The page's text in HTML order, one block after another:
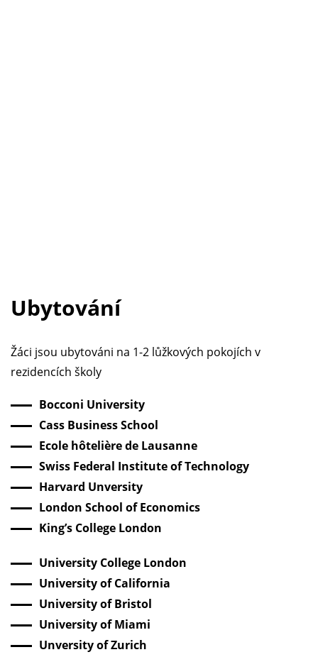
Ubytování
Žáci jsou ubytováni na 1-2 lůžkových pokojích v
rezidencích školy
Bocconi University
Cass Business School
Ecole hôtelière de Lausanne
Swiss Federal Institute of Technology
Harvard Unversity
London School of Economics
King’s College London
University College London
University of California
University of Bristol
University of Miami
Unversity of Zurich